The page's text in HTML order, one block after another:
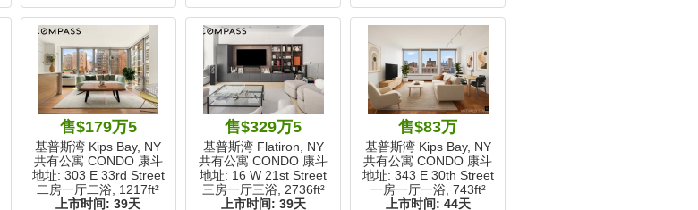
售$179万5
基普斯湾 Kips Bay, NY
共有公寓 CONDO 康斗
地址: 303 E 33rd Street
二房一厅二浴, 1217ft²
上市时间:39天
售$329万5
基普斯湾 Flatiron, NY
共有公寓 CONDO 康斗
地址: 16 W 21st Street
三房一厅三浴, 2736ft²
上市时间: 39天
售$83万
基普斯湾 Kips Bay, NY
共有公寓 CONDO 康斗
地址: 343 E 30th Street
一房一厅一浴, 743ft²
上市时间: 44天